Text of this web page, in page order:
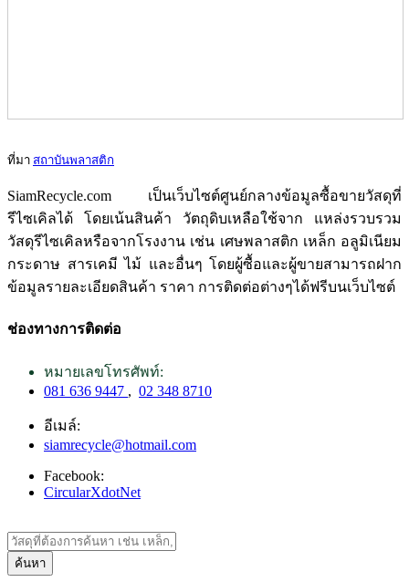
ที่มา สถาบันพลาสติก
SiamRecycle.com เป็นเว็บไซต์ศูนย์กลางข้อมูลซื้อขายวัสดุที่
รีไซเคิลได้ โดยเน้นสินค้า วัตถุดิบเหลือใช้จาก แหล่งรวบรวม
วัสดุรีไซเคิลหรือจากโรงงาน เช่น เศษพลาสติก เหล็ก อลูมิเนียม
กระดาษ สารเคมี ไม้ และอื่นๆ โดยผู้ซื้อและผู้ขายสามารถฝาก
ข้อมูลรายละเอียดสินค้า ราคา การติดต่อต่างๆได้ฟรีบนเว็บไซต์
ช่องทางการติดต่อ
หมายเลขโทรศัพท์:
081 636 9447 , 02 348 8710
อีเมล์:
siamrecycle@hotmail.com
Facebook:
CircularXdotNet
ค้นหา